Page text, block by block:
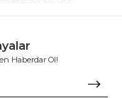
Haberdar Ol!